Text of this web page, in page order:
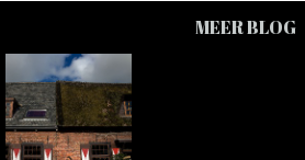
MEER BLOG